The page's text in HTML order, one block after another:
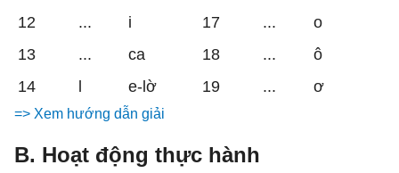
12
... i 17 ...
o
13
... ca 18 ...
ô
14
l e-lờ 19 ... ơ
=> Xem hướng dẫn giải
B. Hoạt động thực hành